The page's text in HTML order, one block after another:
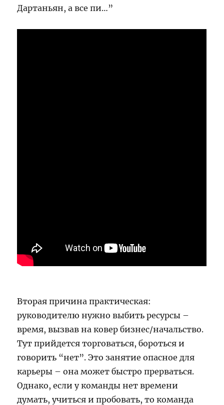
Дартаньян, а все пи…”
Вторая причина практическая:
руководителю нужно выбить ресурсы –
время, вызвав на ковер бизнес/начальство.
Тут прийдется торговаться, бороться и
говорить “нет”. Это занятие опасное для
карьеры – она может быстро прерваться.
Однако, если у команды нет времени
думать, учиться и пробовать, то команда